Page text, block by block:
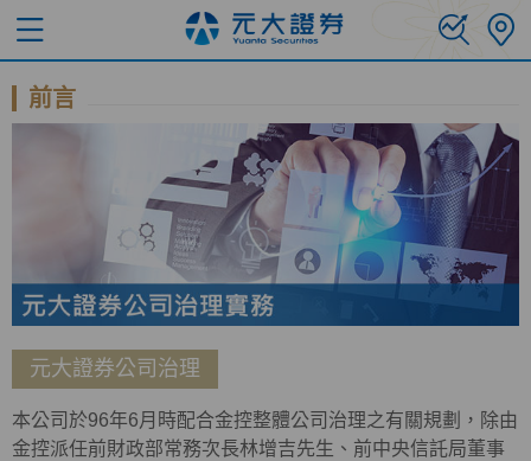
前言
元大證券公司治理
本公司於96年6月時配合金控整體公司治理之有關規劃，除由
金控派任前財政部常務次長林增吉先生、前中央信託局董事